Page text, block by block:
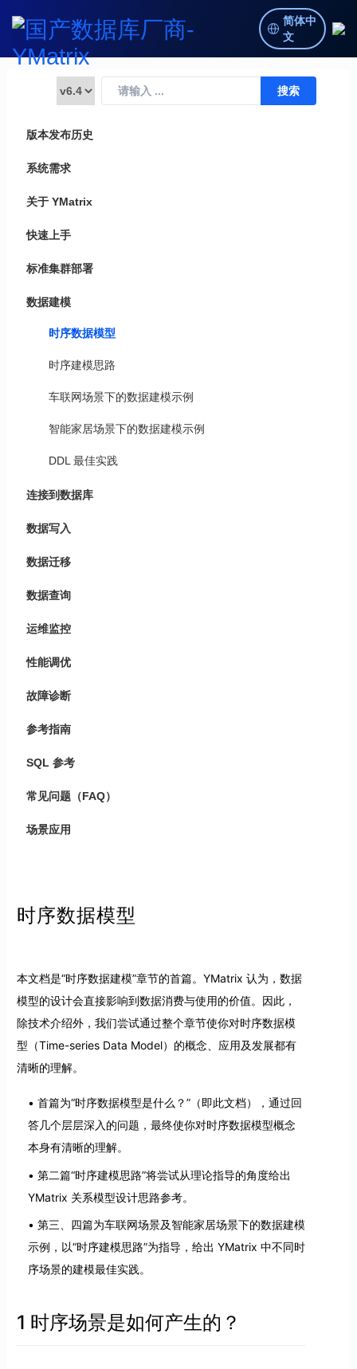
简体中
文
版本发布历史
系统需求
关于 YMatrix
快速上手
标准集群部署
数据建模
时序数据模型
时序建模思路
车联网场景下的数据建模示例
智能家居场景下的数据建模示例
DDL 最佳实践
连接到数据库
数据写入
数据迁移
数据查询
运维监控
性能调优
故障诊断
参考指南
SQL 参考
常见问题（FAQ）
场景应用
时序数据模型
本文档是“时序数据建模”章节的首篇。YMatrix 认为，数据
模型的设计会直接影响到数据消费与使用的价值。因此，
除技术介绍外，我们尝试通过整个章节使你对时序数据模
型（Time-series Data Model）的概念、应用及发展都有
清晰的理解。
首篇为“时序数据模型是什么？”（即此文档），通过回
答几个层层深入的问题，最终使你对时序数据模型概念
本身有清晰的理解。
第二篇“时序建模思路”将尝试从理论指导的角度给出
YMatrix 关系模型设计思路参考。
第三、四篇为车联网场景及智能家居场景下的数据建模
示例，以“时序建模思路”为指导，给出 YMatrix 中不同时
序场景的建模最佳实践。
1 时序场景是如何产生的？